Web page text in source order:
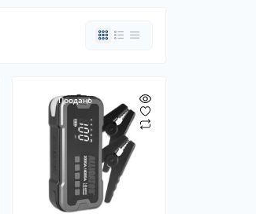
Продано